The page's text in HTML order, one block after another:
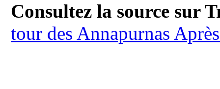
Consultez la source sur
tour des Annapurnas